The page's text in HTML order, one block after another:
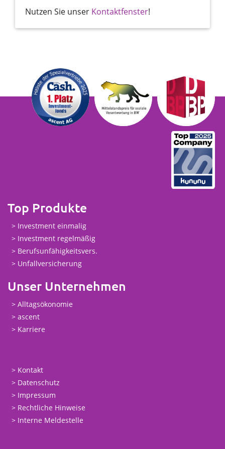
Nutzen Sie unser Kontaktfenster!
Top Produkte
Investment einmalig
Investment regelmäßig
Berufsunfähigkeitsvers.
Unfallversicherung
Unser Unternehmen
Alltagsökonomie
ascent
Karriere
Kontakt
Datenschutz
Impressum
Rechtliche Hinweise
Interne Meldestelle